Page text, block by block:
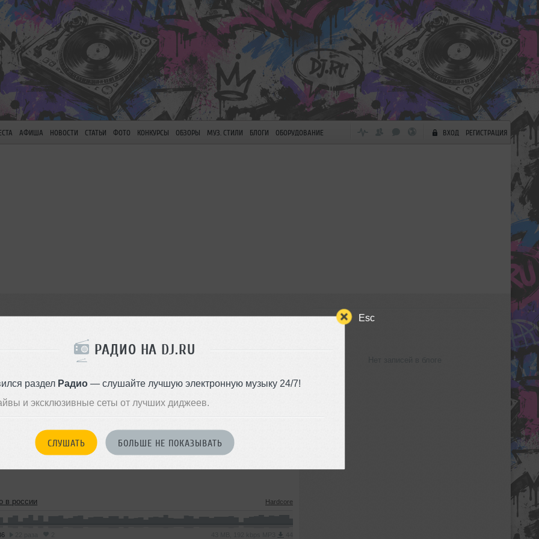
Esc
РАДИО НА DJ.RU
раздел Радио— слушайте лучшую электронную музыку 24/7!
и эксклюзивные сеты от лучших диджеев.
СЛУШАТЬ БОЛЬШЕ НЕ ПОКАЗЫВАТЬ
АФИША НОВОСТИ СТАТЬИ ФОТО КОНКУРСЫ ОБЗОРЫ МУЗ. СТИЛИ БЛОГИ ОБОРУДОВАНИЕ ВХОД РЕГИСТРАЦИЯ
в россии Hardcore